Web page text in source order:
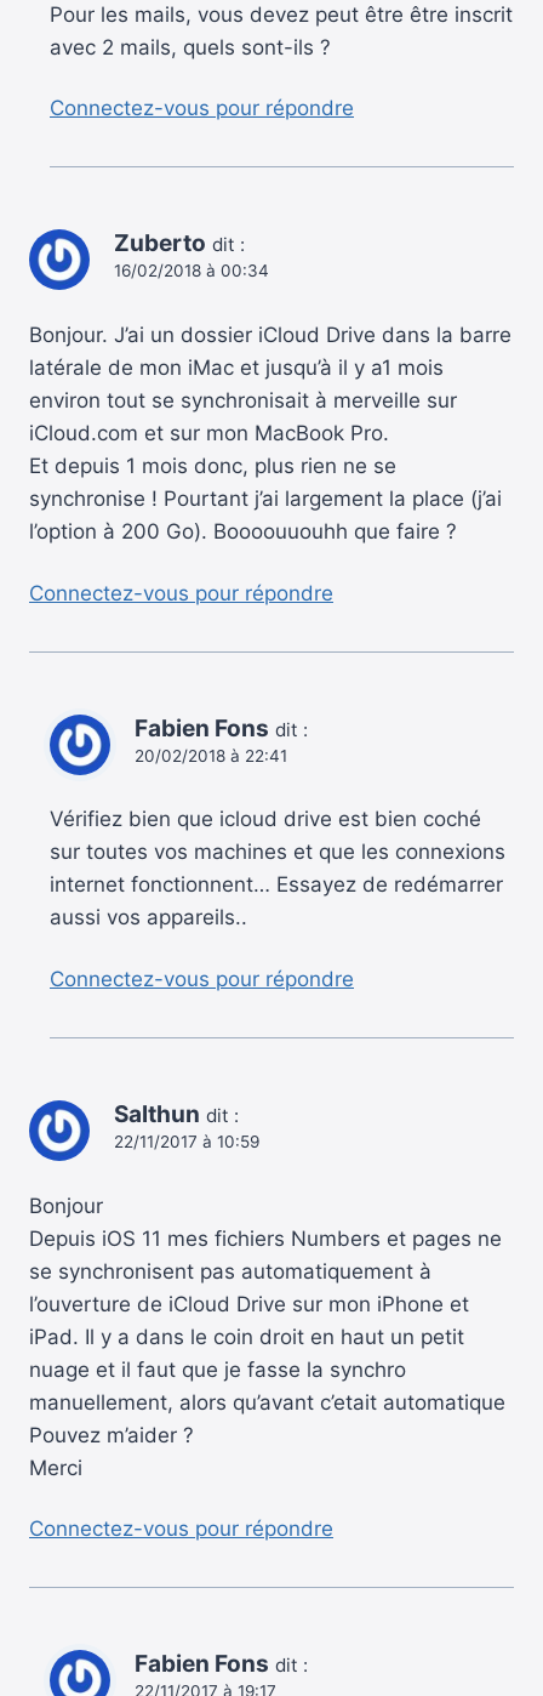
Pour les mails, vous devez peut être être inscrit
avec 2 mails, quels sont-ils ?
Connectez-vous pour répondre
Zuberto dit :
16/02/2018 à 00:34
Bonjour. J’ai un dossier iCloud Drive dans la barre
latérale de mon iMac et jusqu’à il y a1 mois
environ tout se synchronisait à merveille sur
iCloud.com et sur mon MacBook Pro.
Et depuis 1 mois donc, plus rien ne se
synchronise ! Pourtant j’ai largement la place (j’ai
l’option à 200 Go). Boooouuouhh que faire ?
Connectez-vous pour répondre
Fabien Fons dit :
20/02/2018 à 22:41
Vérifiez bien que icloud drive est bien coché
sur toutes vos machines et que les connexions
internet fonctionnent… Essayez de redémarrer
aussi vos appareils..
Connectez-vous pour répondre
Salthun dit :
22/11/2017 à 10:59
Bonjour
Depuis iOS 11 mes fichiers Numbers et pages ne
se synchronisent pas automatiquement à
l’ouverture de iCloud Drive sur mon iPhone et
iPad. Il y a dans le coin droit en haut un petit
nuage et il faut que je fasse la synchro
manuellement, alors qu’avant c’etait automatique
Pouvez m’aider ?
Merci
Connectez-vous pour répondre
Fabien Fons dit :
22/11/2017 à 19:17